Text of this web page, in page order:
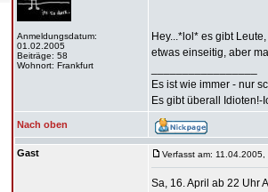
Anmeldungsdatum:
01.02.2005
Beiträge: 58
Wohnort: Frankfurt
Hey...*lol* es gibt
etwas einseitig, aber
Es ist wie immer - nur
Es gibt überall Idioten!-
Nach oben
Gast Verfasst am: 11.04.2005,
Sa, 16. April ab 22 Uhr